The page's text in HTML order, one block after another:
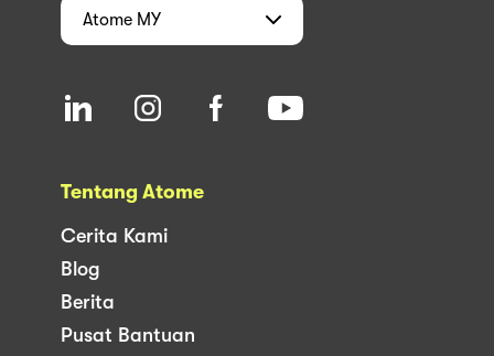
Atome MY
Tentang Atome
Cerita Kami
Blog
Berita
Pusat Bantuan